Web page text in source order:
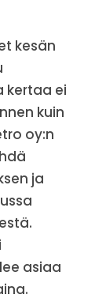
kesän
kertaa ei
kuin
oy:n
ja
asiaa